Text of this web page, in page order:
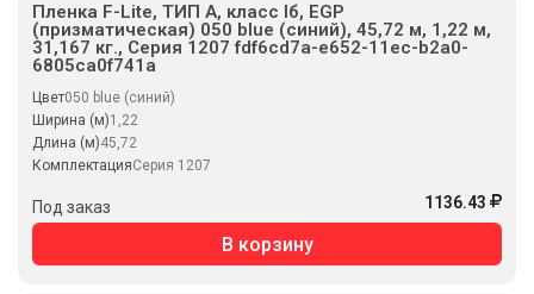
Пленка F-Lite, ТИП А, класс Iб, EGP
(призматическая) 050 blue (синий), 45,72 м, 1,22 м,
31,167 кг., Серия 1207 fdf6cd7a-e652-11ec-b2a0-
6805ca0f741a
Цвет050 blue (синий)
Ширина (м)1,22
Длина (м)45,72
КомплектацияСерия 1207
Под заказ 1136.43
В корзину